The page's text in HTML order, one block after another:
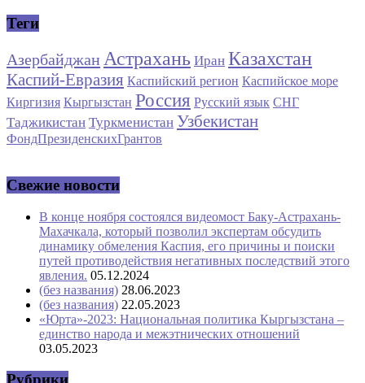
Теги
Азербайджан Астрахань Иран Казахстан
Каспий-Евразия Каспийский регион Каспийское море
Киргизия Кыргызстан Россия Русский язык СНГ
Таджикистан Туркменистан Узбекистан
ФондПрезиденскихГрантов
Свежие новости
В конце ноября состоялся видеомост Баку-Астрахань-
Махачкала, который позволил экспертам обсудить
динамику обмеления Каспия, его причины и поиски
путей противодействия негативных последствий этого
явления. 05.12.2024
(без названия) 28.06.2023
(без названия) 22.05.2023
«Юрта»-2023: Национальная политика Кыргызстана –
единство народа и межэтнических отношений
03.05.2023